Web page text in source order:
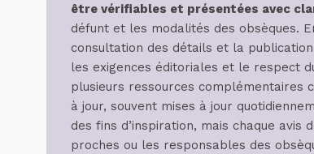
être vérifiables et présentées avec
défunt et les modalités des obsèques.
consultation des détails et la
les exigences éditoriales et le respect
plusieurs ressources complémentaires
à jour, souvent mises à jour
des fins d’inspiration, mais chaque
proches ou les responsables des